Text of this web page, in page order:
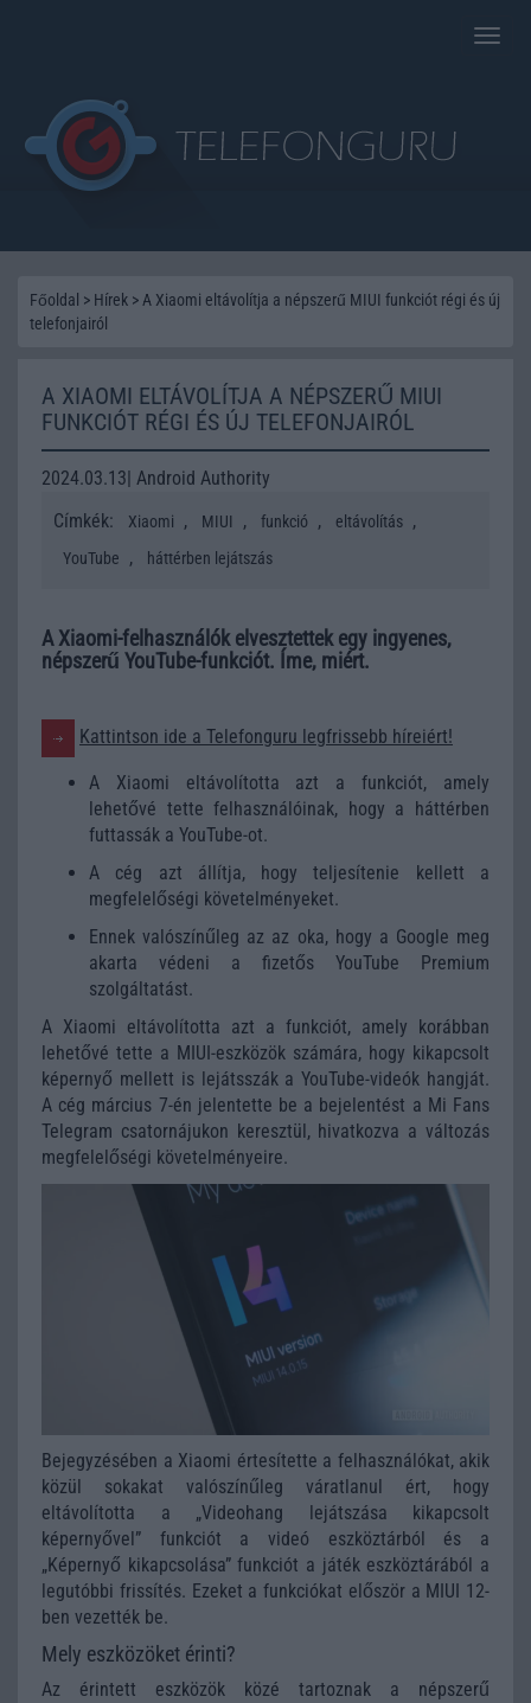
Toggle
Főoldal > Hírek > A Xiaomi eltávolítja a népszerű MIUI funkciót régi és új
telefonjairól
A XIAOMI ELTÁVOLÍTJA A NÉPSZERŰ MIUI
FUNKCIÓT RÉGI ÉS ÚJ TELEFONJAIRÓL
2024.03.13| Android Authority
Címkék:
Xiaomi , MIUI , funkció , eltávolítás ,
YouTube , háttérben lejátszás
A Xiaomi-felhasználók elvesztettek egy ingyenes,
népszerű YouTube-funkciót. Íme, miért.
Kattintson ide a Telefonguru legfrissebb híreiért!
A Xiaomi eltávolította azt a funkciót, amely
lehetővé tette felhasználóinak, hogy a háttérben
futtassák a YouTube-ot.
A cég azt állítja, hogy teljesítenie kellett a
megfelelőségi követelményeket.
Ennek valószínűleg az az oka, hogy a Google meg
akarta védeni a fizetős YouTube Premium
szolgáltatást.
A Xiaomi eltávolította azt a funkciót, amely korábban
lehetővé tette a MIUI-eszközök számára, hogy kikapcsolt
képernyő mellett is lejátsszák a YouTube-videók hangját.
A cég március 7-én jelentette be a bejelentést a Mi Fans
Telegram csatornájukon keresztül, hivatkozva a változás
megfelelőségi követelményeire.
Bejegyzésében a Xiaomi értesítette a felhasználókat, akik
közül sokakat valószínűleg váratlanul ért, hogy
eltávolította a „Videohang lejátszása kikapcsolt
képernyővel” funkciót a videó eszköztárból és a
„Képernyő kikapcsolása” funkciót a játék eszköztárából a
legutóbbi frissítés. Ezeket a funkciókat először a MIUI 12-
ben vezették be.
Mely eszközöket érinti?
Az érintett eszközök közé tartoznak a népszerű